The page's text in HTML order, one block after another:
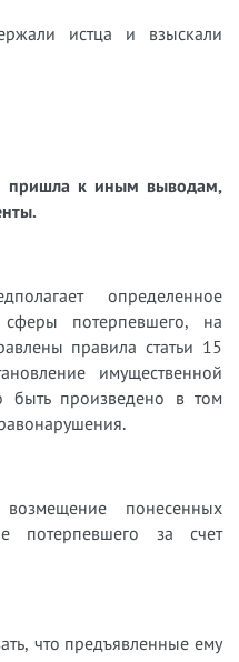
истца и взыскали
пришла к иным выводам,
определенное
потерпевшего, на
правила статьи 15
имущественной
быть произведено в том
понесенных
потерпевшего за счет
что предъявленные ему